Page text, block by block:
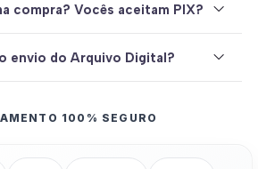
compra? Vocês aceitam PIX?
envio do Arquivo Digital?
100% SEGURO